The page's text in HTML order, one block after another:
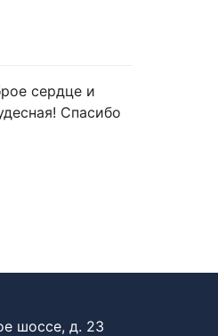
сердце и
Спасибо
шоссе, д. 23